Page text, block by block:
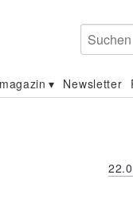
Suchen
Newsletter